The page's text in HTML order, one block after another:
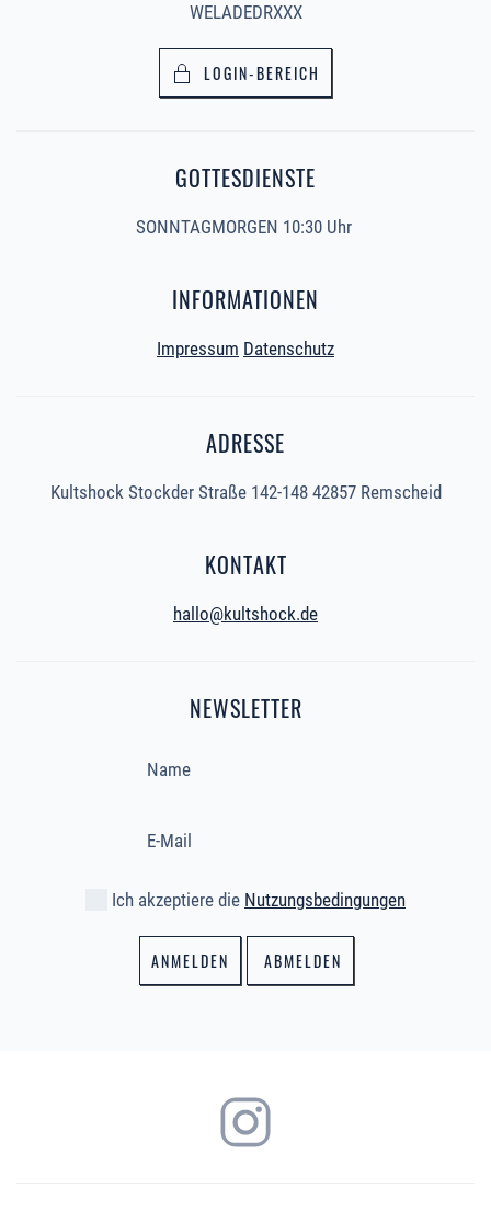
WELADEDRXXX
LOGIN-BEREICH
GOTTESDIENSTE
SONNTAGMORGEN 10:30 Uhr
INFORMATIONEN
Impressum Datenschutz
ADRESSE
Kultshock Stockder Straße 142-148 42857 Remscheid
KONTAKT
hallo@kultshock.de
NEWSLETTER
Ich akzeptiere die Nutzungsbedingungen